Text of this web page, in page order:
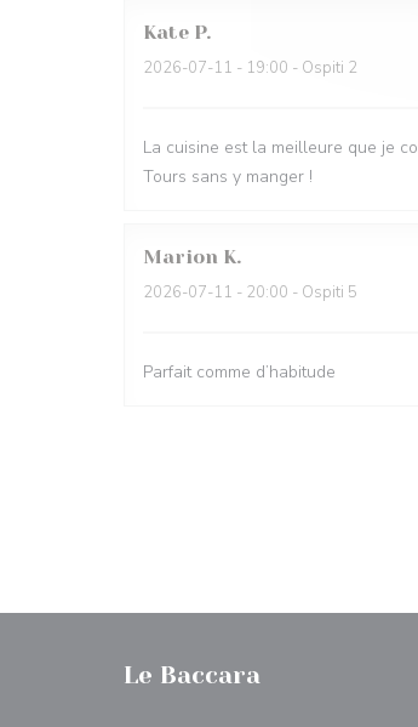
Kate P
2026-07-11 - 19:00 - Ospiti 2
La cuisine est la meilleure que je
Tours sans y manger !
Marion K
2026-07-11 - 20:00 - Ospiti 5
Parfait comme d’habitude
Le Baccara